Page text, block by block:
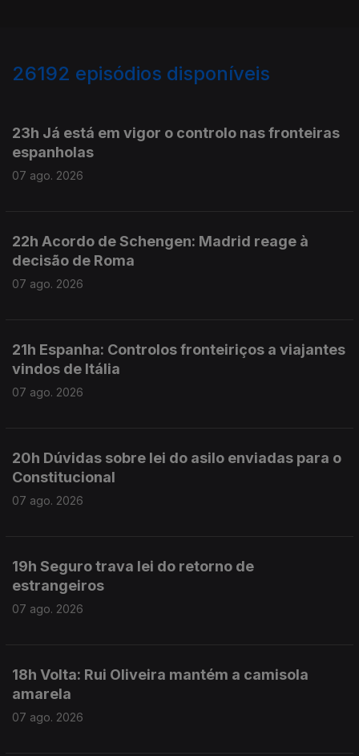
26192 episódios disponíveis
23h Já está em vigor o controlo nas fronteiras
espanholas
07 ago. 2026
22h Acordo de Schengen: Madrid reage à
decisão de Roma
07 ago. 2026
21h Espanha: Controlos fronteiriços a viajantes
vindos de Itália
07 ago. 2026
20h Dúvidas sobre lei do asilo enviadas para o
Constitucional
07 ago. 2026
19h Seguro trava lei do retorno de
estrangeiros
07 ago. 2026
18h Volta: Rui Oliveira mantém a camisola
amarela
07 ago. 2026